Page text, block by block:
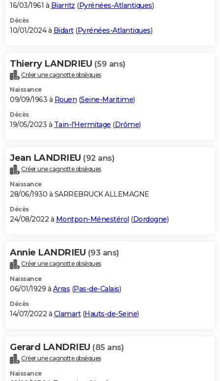
16/03/1961 à Biarritz (Pyrénées-Atlantiques)
Décès
10/01/2024 à Bidart(Pyrénées-Atlantiques)
Thierry LANDRIEU (59 ans)
Créer une cagnotte obsèques
Naissance
09/09/1963 à Rouen (Seine-Maritime)
Décès
19/05/2023 à Tain-l'Hermitage (Drôme)
Jean LANDRIEU (92 ans)
Créer une cagnotte obsèques
Naissance
28/06/1930 à SARREBRUCK ALLEMAGNE
Décès
24/08/2022 à Montpon-Ménestérol (Dordogne)
Annie LANDRIEU (93 ans)
Créer une cagnotte obsèques
Naissance
06/01/1929 à Arras (Pas-de-Calais)
Décès
14/07/2022 à Clamart(Hauts-de-Seine)
Gerard LANDRIEU (85 ans)
Créer une cagnotte obsèques
Naissance